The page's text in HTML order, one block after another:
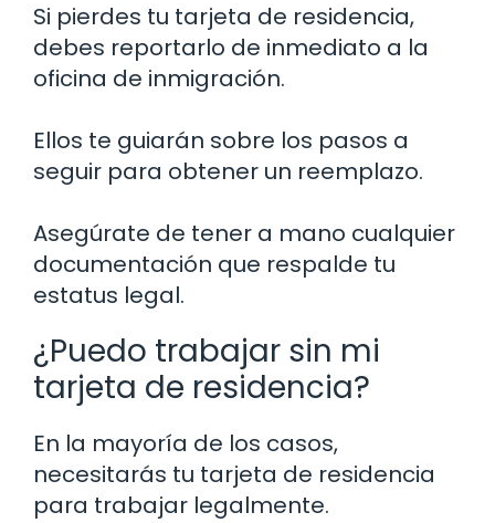
Si pierdes tu tarjeta de residencia,
debes reportarlo de inmediato a la
oficina de inmigración.
Ellos te guiarán sobre los pasos a
seguir para obtener un reemplazo.
Asegúrate de tener a mano cualquier
documentación que respalde tu
estatus legal.
¿Puedo trabajar sin mi
tarjeta de residencia?
En la mayoría de los casos,
necesitarás tu tarjeta de residencia
para trabajar legalmente.